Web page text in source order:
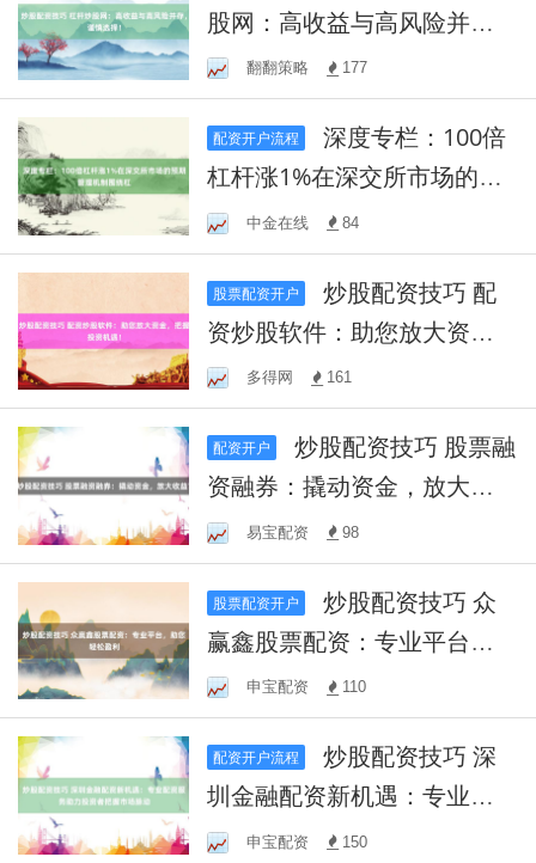
股网：高收益与高风险并
存，谨慎选择！
翻翻策略 177
配资开户流程
深度专栏：100倍
杠杆涨1%在深交所市场的预
期管理机制围绕杠
中金在线 84
股票配资开户
炒股配资技巧 配
资炒股软件：助您放大资
金，把握投资机遇！
多得网 161
配资开户
炒股配资技巧 股票融
资融券：撬动资金，放大收
益？易宝配资 98
股票配资开户
炒股配资技巧 众
赢鑫股票配资：专业平台，
助您轻松盈利
申宝配资 110
配资开户流程
炒股配资技巧 深
圳金融配资新机遇：专业配
资服务助力投资者把握市场
申宝配资 150